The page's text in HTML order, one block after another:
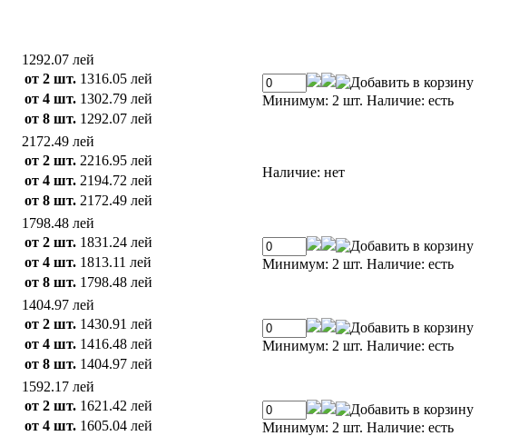
1292.07 лей
от 2 шт. 1316.05 лей
от 4 шт. 1302.79 лей
от 8 шт. 1292.07 лей
Минимум: 2 шт. Наличие: есть
2172.49 лей
от 2 шт. 2216.95 лей
от 4 шт. 2194.72 лей
от 8 шт. 2172.49 лей
Наличие: нет
1798.48 лей
от 2 шт. 1831.24 лей
от 4 шт. 1813.11 лей
от 8 шт. 1798.48 лей
Минимум: 2 шт. Наличие: есть
1404.97 лей
от 2 шт. 1430.91 лей
от 4 шт. 1416.48 лей
от 8 шт. 1404.97 лей
Минимум: 2 шт. Наличие: есть
1592.17 лей
от 2 шт. 1621.42 лей
от 4 шт. 1605.04 лей
Минимум: 2 шт. Наличие: есть